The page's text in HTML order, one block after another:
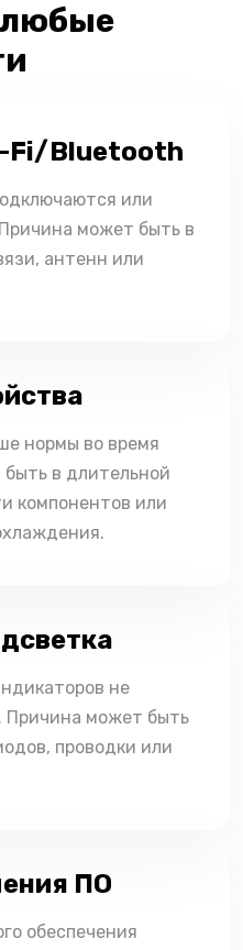
Fi/Bluetooth
или
может быть в
антенн или
нормы во время
в длительной
компонентов или
не
Причина может быть
проводки или
ПО
обеспечения